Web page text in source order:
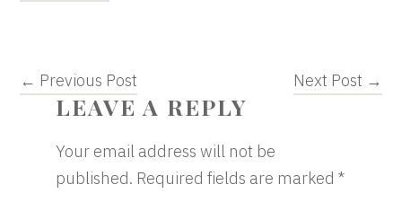
← Previous Post Next Post →
READER
INTERACTIONS
LEAVE A REPLY
Your email address will not be
published. Required fields are marked*